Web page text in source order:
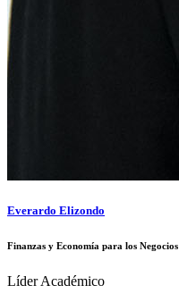
Everardo Elizondo
Finanzas y Economía para los Negocios
Líder Académico